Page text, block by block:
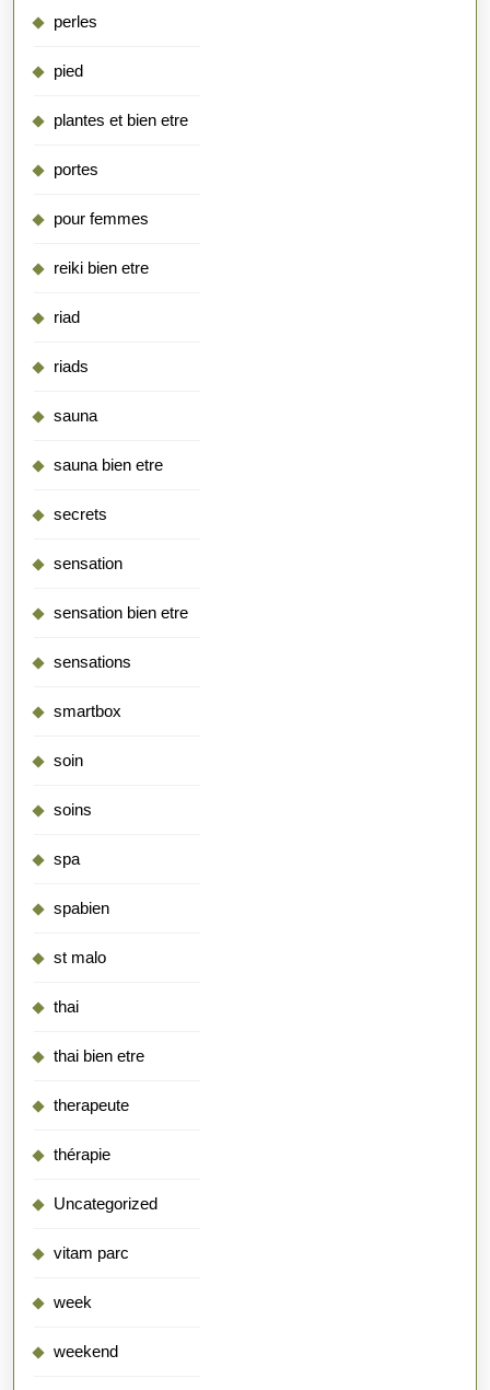
perles
pied
plantes et bien etre
portes
pour femmes
reiki bien etre
riad
riads
sauna
sauna bien etre
secrets
sensation
sensation bien etre
sensations
smartbox
soin
soins
spa
spabien
st malo
thai
thai bien etre
therapeute
thérapie
Uncategorized
vitam parc
week
weekend